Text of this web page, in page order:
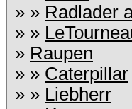
» » Radlader
» »
» Raupen
» » Caterpillar
» » Liebherr